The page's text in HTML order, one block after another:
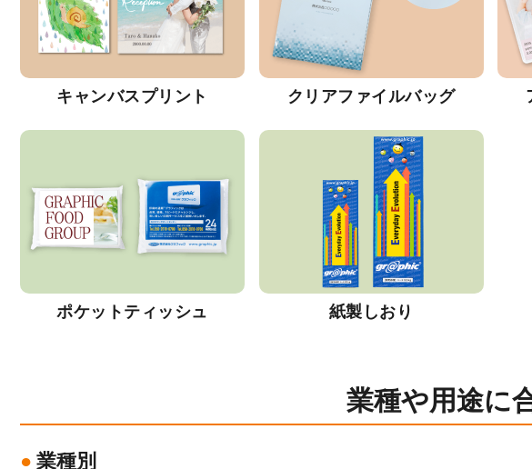
キャンバスプリント クリアファイルバッグ
ポケットティッシュ 紙製しおり
業種や用途に
業種別